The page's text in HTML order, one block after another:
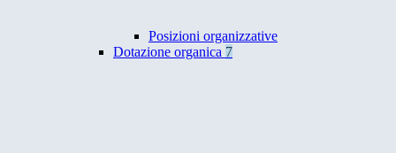
Posizioni organizzative
Dotazione organica 7